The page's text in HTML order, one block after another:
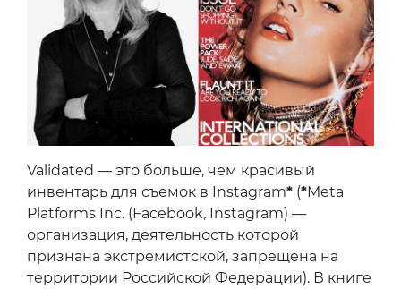
Validated — это больше, чем красивый
инвентарь для съемок в Instagram* (*Meta
Platforms Inc. (Facebook, Instagram) —
организация, деятельность которой
признана экстремистской, запрещена на
территории Российской Федерации). В книге